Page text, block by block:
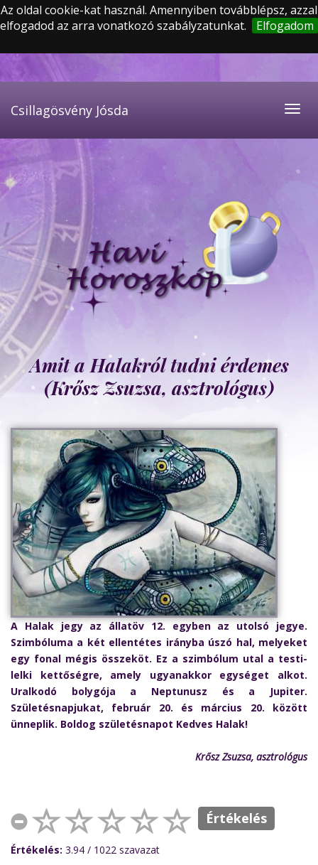
Az oldal cookie-kat használ. Amennyiben továbblépsz, azzal
elfogadod az arra vonatkozó szabályzatunkat.
Elfogadom
Csillagösvény Jósda
Amit a Halakról tudni érdemes
(Krősz Zsuzsa, asztrológus)
A Halak jegy az állatöv 12. egyben az utolsó jegye.
Szimbóluma a két ellentétes irányba úszó hal, melyeket
egy fonal mégis összeköt. Ez a szimbólum utal a testi-
lelki kettőségre, amely ugyanakkor egységet alkot.
Uralkodó bolygója a Neptunusz és a Jupiter.
Születésnapjukat, február 20. és március 20. között
ünneplik. Boldog születésnapot Kedves Halak!
Krősz Zsuzsa, asztrológus
Értékelés
Értékelés: 3.94 / 1022 szavazat